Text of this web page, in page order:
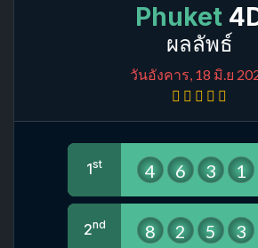
Phuket
ผลลัพธ์
วันอังคาร, 18 มิ.ย
1st 4 6 3 1
2nd 8 2 5 3